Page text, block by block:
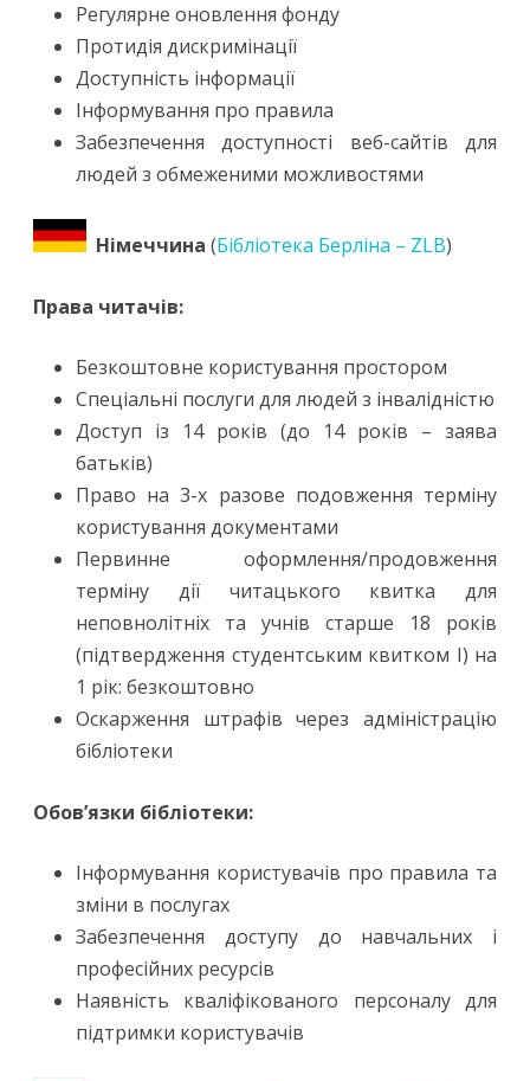
Регулярне оновлення фонду
Протидія дискримінації
Доступність інформації
Інформування про правила
Забезпечення доступності веб-сайтів для
людей з обмеженими можливостями
Німеччина (Бібліотека Берліна – ZLB)
Права читачів:
Безкоштовне користування простором
Спеціальні послуги для людей з інвалідністю
Доступ із 14 років (до 14 років – заява
батьків)
Право на 3-х разове подовження терміну
користування документами
Первинне оформлення/продовження
терміну дії читацького квитка для
неповнолітніх та учнів старше 18 років
(підтвердження студентським квитком I) на
1 рік: безкоштовно
Оскарження штрафів через адміністрацію
бібліотеки
Обов’язки бібліотеки:
Інформування користувачів про правила та
зміни в послугах
Забезпечення доступу до навчальних і
професійних ресурсів
Наявність кваліфікованого персоналу для
підтримки користувачів